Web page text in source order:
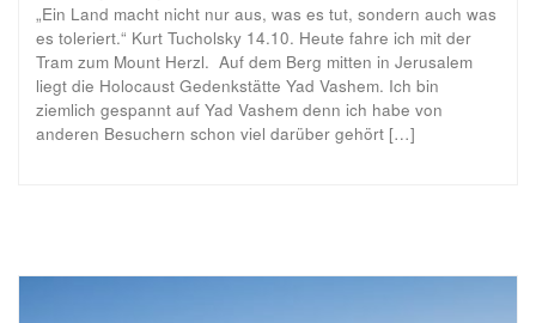
„Ein Land macht nicht nur aus, was es tut, sondern auch was
es toleriert.“ Kurt Tucholsky 14.10. Heute fahre ich mit der
Tram zum Mount Herzl. Auf dem Berg mitten in Jerusalem
liegt die Holocaust Gedenkstätte Yad Vashem. Ich bin
ziemlich gespannt auf Yad Vashem denn ich habe von
anderen Besuchern schon viel darüber gehört […]